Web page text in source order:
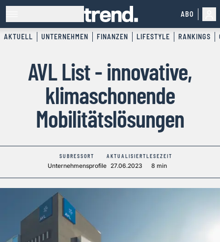
ABO
AKTUELL UNTERNEHMEN FINANZEN LIFESTYLE RANKINGS
AVL List - innovative,
klimaschonende
Mobilitätslösungen
SUBRESSORT
Unternehmensprofile
AKTUALISIERT
27.06.2023
LESEZEIT
8 min